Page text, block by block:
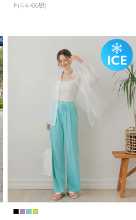
F(44-66반)